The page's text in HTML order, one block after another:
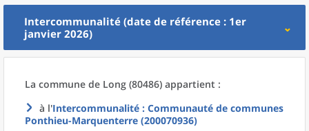
Intercommunalité (date de référence : 1er
janvier 2026)
La commune de Long (80486) appartient :
à l'Intercommunalité : Communauté de communes
Ponthieu-Marquenterre (200070936)